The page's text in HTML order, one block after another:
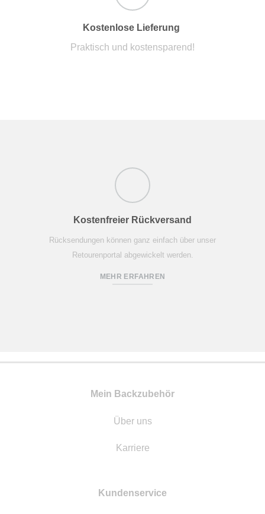
Kostenlose Lieferung
Praktisch und kostensparend!
Kostenfreier Rückversand
Rücksendungen können ganz einfach über unser
Retourenportal abgewickelt werden.
MEHR ERFAHREN
Mein Backzubehör
Über uns
Karriere
Kundenservice